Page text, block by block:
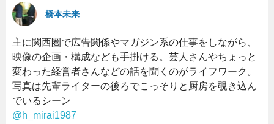
橋本未来
主に関西圏で広告関係やマガジン系の仕事をしながら、
映像の企画・構成なども手掛ける。芸人さんやちょっと
変わった経営者さんなどの話を聞くのがライフワーク。
写真は先輩ライターの後ろでこっそりと厨房を覗き込ん
でいるシーン
@h_mirai1987